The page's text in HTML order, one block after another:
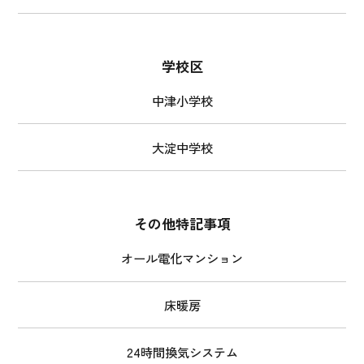
学校区
中津小学校
大淀中学校
その他特記事項
オール電化マンション
床暖房
24時間換気システム